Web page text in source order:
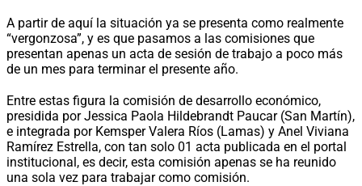
A partir de aquí la situación ya se presenta como realmente
“vergonzosa”, y es que pasamos a las comisiones que
presentan apenas un acta de sesión de trabajo a poco más
de un mes para terminar el presente año.
Entre estas figura la comisión de desarrollo económico,
presidida por Jessica Paola Hildebrandt Paucar (San Martín),
e integrada por Kemsper Valera Ríos (Lamas) y Anel Viviana
Ramírez Estrella, con tan solo 01 acta publicada en el portal
institucional, es decir, esta comisión apenas se ha reunido
una sola vez para trabajar como comisión.